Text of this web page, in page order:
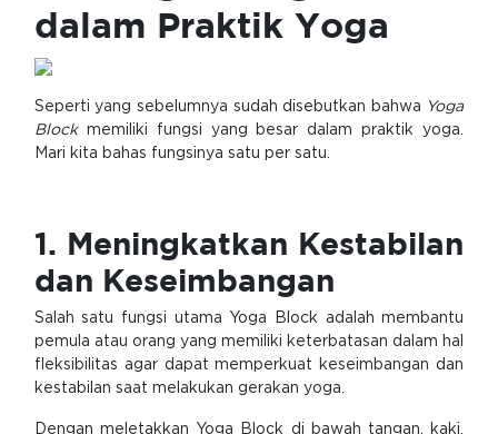
dalam Praktik Yoga
Seperti yang sebelumnya sudah disebutkan bahwa Yoga
Blockmemiliki fungsi yang besar dalam praktik yoga.
Mari kita bahas fungsinya satu per satu.
1. Meningkatkan Kestabilan
dan Keseimbangan
Salah satu fungsi utama Yoga Block adalah membantu
pemula atau orang yang memiliki keterbatasan dalam hal
fleksibilitas agar dapat memperkuat keseimbangan dan
kestabilan saat melakukan gerakan yoga.
Dengan meletakkan Yoga Block di bawah tangan, kaki,